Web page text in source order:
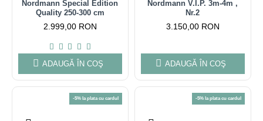
Nordmann Special Edition
Quality 250-300 cm
2.999,00 RON
ADAUGĂ ÎN COŞ
Nordmann V.I.P. 3m-4m ,
Nr.2
3.150,00 RON
ADAUGĂ ÎN COŞ
-5% la plata cu cardul -5% la plata cu cardul